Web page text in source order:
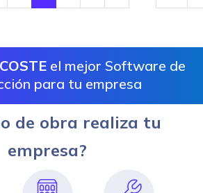
el mejor Software de
para tu empresa
de obra realiza tu
empresa?